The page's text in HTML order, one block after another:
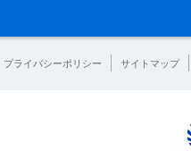
プライバシーポリシー サイトマップ